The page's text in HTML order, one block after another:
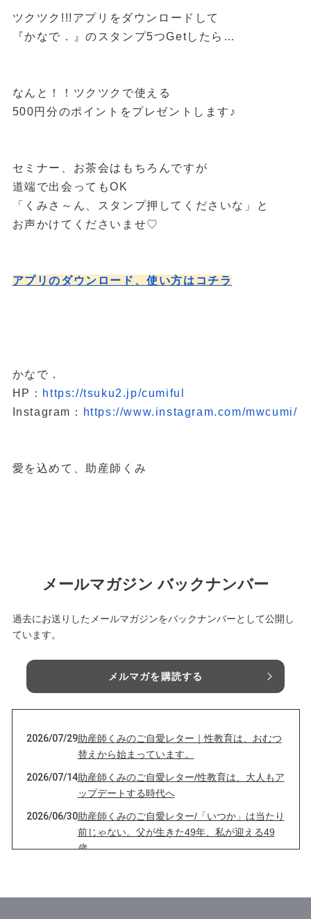
ツクツク!!!アプリをダウンロードして
『かなで．』のスタンプ5つGetしたら…
なんと！！ツクツクで使える
500円分のポイントをプレゼントします♪
セミナー、お茶会はもちろんですが
道端で出会ってもOK
「くみさ～ん、スタンプ押してくださいな」と
お声かけてくださいませ♡
アプリのダウンロード、使い方はコチラ
かなで．
HP： https://tsuku2.jp/cumiful
Instagram：
https://www. instagram.com/mwcumi/
愛を込めて、助産師くみ
メールマガジン バックナンバー
過去にお送りしたメールマガジンをバックナンバーとして公開し
ています。
メルマガを購読する
2026/07/29助産師くみのご自愛レター｜性教育は、おむつ
替えから始まっています。
2026/07/14助産師くみのご自愛レター/性教育は、大人もア
ップデートする時代へ
2026/06/30助産師くみのご自愛レター/「いつか」は当たり
前じゃない。父が生きた49年、私が迎える49
歳。